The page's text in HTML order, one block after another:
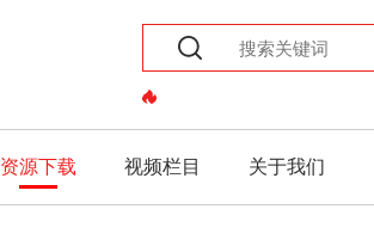
资源下载 视频栏目 关于我们